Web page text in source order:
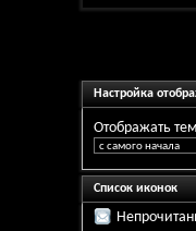
Настройка
Отображать
Список иконок